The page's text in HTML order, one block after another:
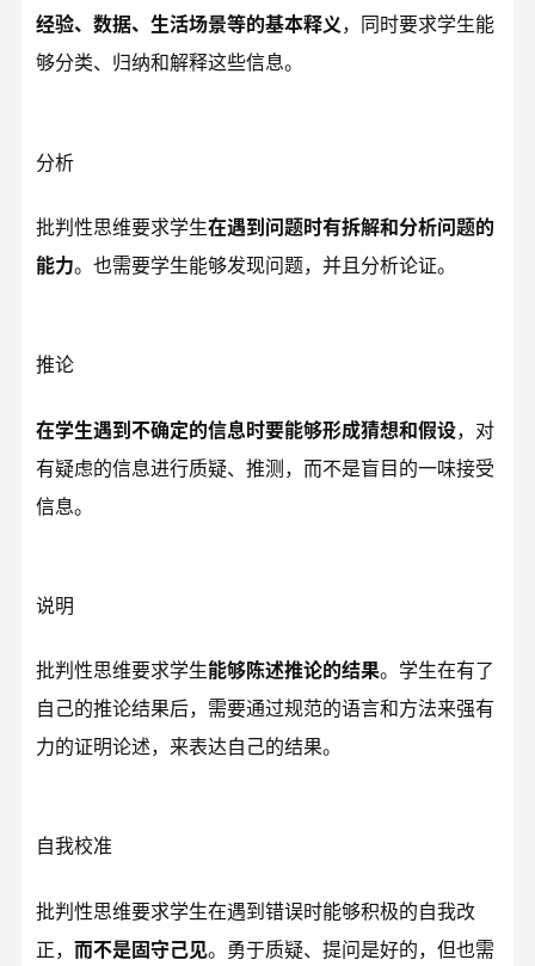
经验、数据、生活场景等的基本释义，同时要求学生能
够分类、归纳和解释这些信息。
分析
批判性思维要求学生在遇到问题时有拆解和分析问题的
能力。也需要学生能够发现问题，并且分析论证。
推论
在学生遇到不确定的信息时要能够形成猜想和假设，对
有疑虑的信息进行质疑、推测，而不是盲目的一味接受
信息。
说明
批判性思维要求学生能够陈述推论的结果。学生在有了
自己的推论结果后，需要通过规范的语言和方法来强有
力的证明论述，来表达自己的结果。
自我校准
批判性思维要求学生在遇到错误时能够积极的自我改
正， 而不是固守己见。勇于质疑、提问是好的，但也需